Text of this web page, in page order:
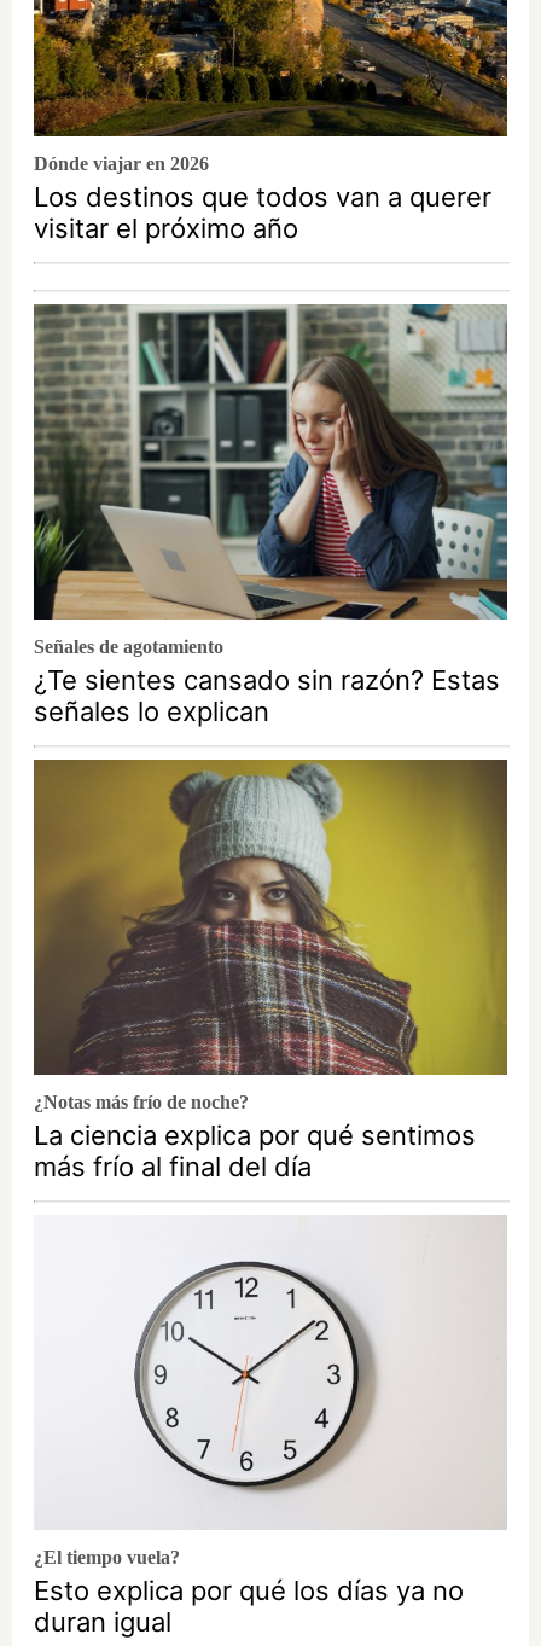
Dónde viajar en 2026
Los destinos que todos van a querer
visitar el próximo año
Señales de agotamiento
¿Te sientes cansado sin razón? Estas
señales lo explican
¿Notas más frío de noche?
La ciencia explica por qué sentimos
más frío al final del día
¿El tiempo vuela?
Esto explica por qué los días ya no
duran igual